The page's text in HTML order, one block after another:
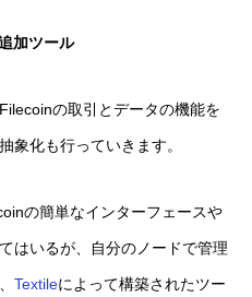
加ツール
の取引とデータの機能を
象化も行っていきます。
の簡単なインターフェースや
はいるが、自分のノードで管理
Textileによって構築されたツー